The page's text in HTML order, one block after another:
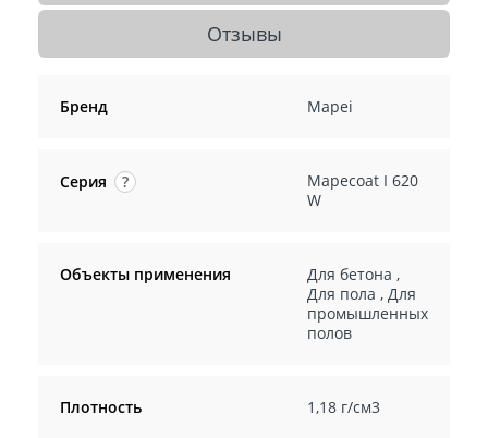
Отзывы
Бренд Mapei
Серия ?
Mapecoat I 620
W
Объекты применения Для бетона ,
Для пола , Для
промышленных
полов
Плотность 1,18 г/см3